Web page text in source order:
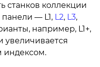
станков коллекции
— L1, L2, L3,
например, L1+,
увеличивается
индексом.